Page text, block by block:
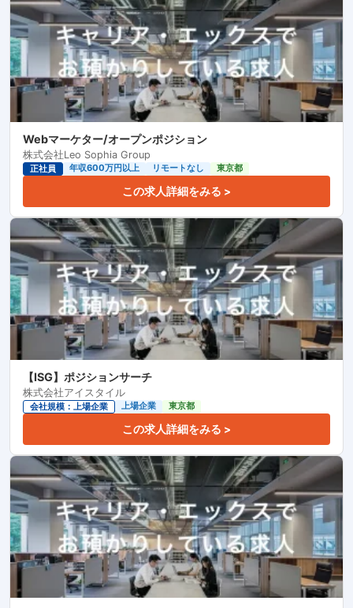
Webマーケター/オープンポジション
株式会社Leo Sophia Group
正社員 年収600万円以上 リモートなし 東京都
この求人詳細をみる >
【ISG】ポジションサーチ
株式会社アイスタイル
会社規模：上場企業 上場企業 東京都
この求人詳細をみる >